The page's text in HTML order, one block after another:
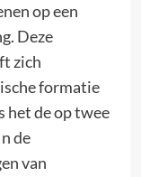
op een
Deze
zich
formatie
het de op twee
de
van